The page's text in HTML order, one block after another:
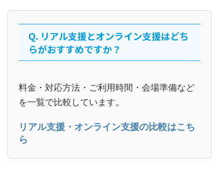
Q. リアル支援とオンライン支援はどち
らがおすすめですか？
料金・対応方法・ご利用時間・会場準備など
を一覧で比較しています。
リアル支援・オンライン支援の比較はこち
ら